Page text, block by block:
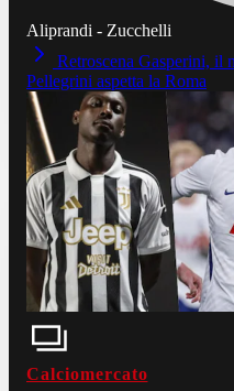
Aliprandi - Zucchelli
Retroscena Gasperini, il
Pellegrini aspetta la Roma
Calciomercato